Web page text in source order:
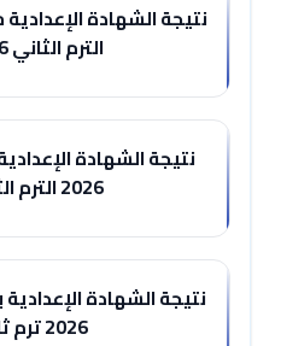
نتيجة الشهادة
الترم الثاني 2026 2026
نتيجة الشهادة
2026 الترم الثاني 2026
نتيجة الشهادة
2026 ترم ثان 2026